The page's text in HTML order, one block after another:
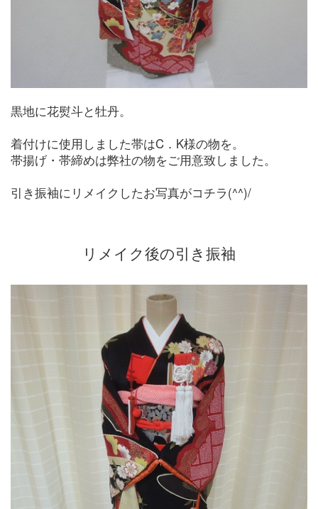
黒地に花熨斗と牡丹。
着付けに使用しました帯はC．K様の物を。
帯揚げ・帯締めは弊社の物をご用意致しました。
引き振袖にリメイクしたお写真がコチラ(^^)/
リメイク後の引き振袖